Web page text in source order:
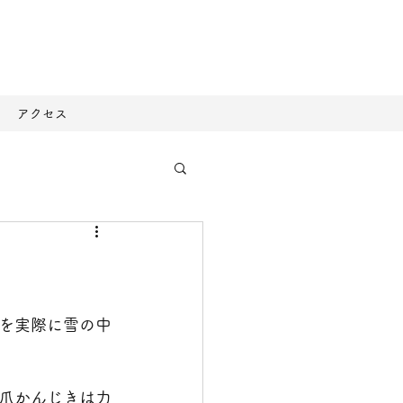
アクセス
実際に雪の中
かんじきは力